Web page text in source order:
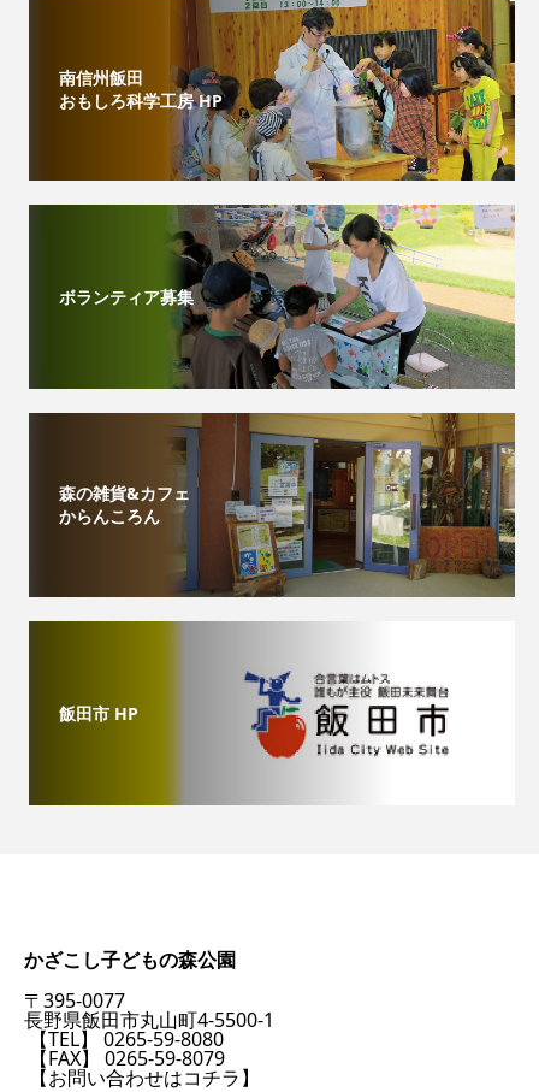
南信州飯田
おもしろ科学工房 HP
ボランティア募集
森の雑貨&カフェ
からんころん
飯田市 HP
かざこし子どもの森公園
〒395-0077
長野県飯田市丸山町4-5500-1
【TEL】 0265-59-8080
【FAX】 0265-59-8079
【お問い合わせはコチラ】